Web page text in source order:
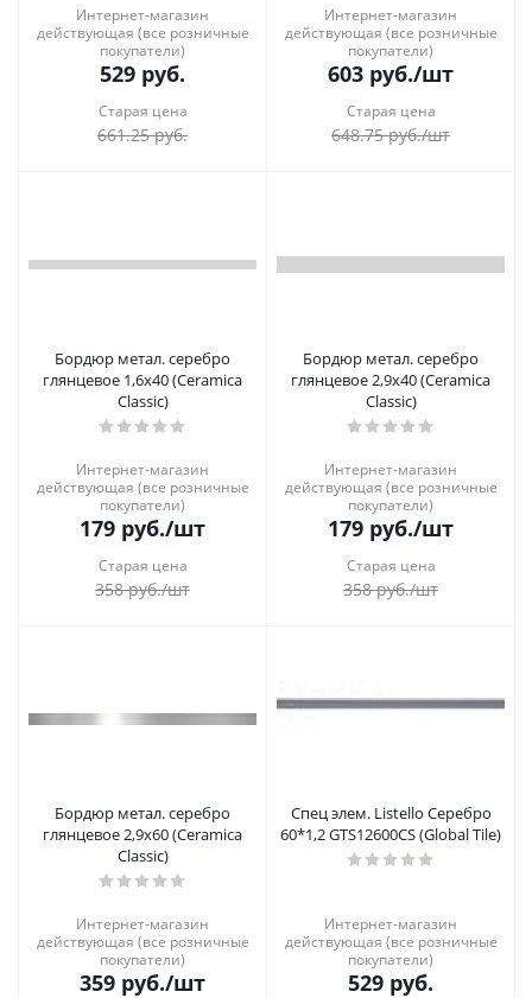
Интернет-магазин
действующая (все розничные
покупатели)
529 руб.
Старая цена
661.25руб.
Интернет-магазин
действующая (все розничные
покупатели)
603 руб./шт
Старая цена
648.75руб./шт
Бордюр метал. серебро
глянцевое 1,6х40 (Ceramica
Classic)
Интернет-магазин
действующая (все розничные
покупатели)
179 руб./шт
Старая цена
358руб./шт
Бордюр метал. серебро
глянцевое 2,9х40 (Ceramica
Classic)
Интернет-магазин
действующая (все розничные
покупатели)
179 руб./шт
Старая цена
358руб./шт
Бордюр метал. серебро
глянцевое 2,9х60 (Ceramica
Classic)
Интернет-магазин
действующая (все розничные
покупатели)
359 руб./шт
Спец элем. Listello Серебро
60*1,2 GTS12600CS (Global Tile)
Интернет-магазин
действующая (все розничные
покупатели)
529 руб.